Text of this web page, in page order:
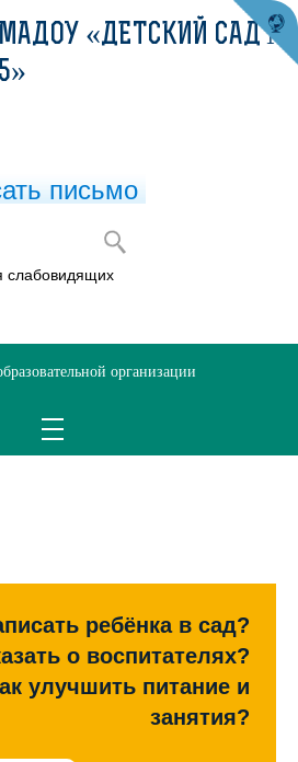
ребёнка в сад?
о воспитателях?
улучшить питание и
занятия?
«ДЕТСКИЙ САД №
письмо
слабовидящих
организации